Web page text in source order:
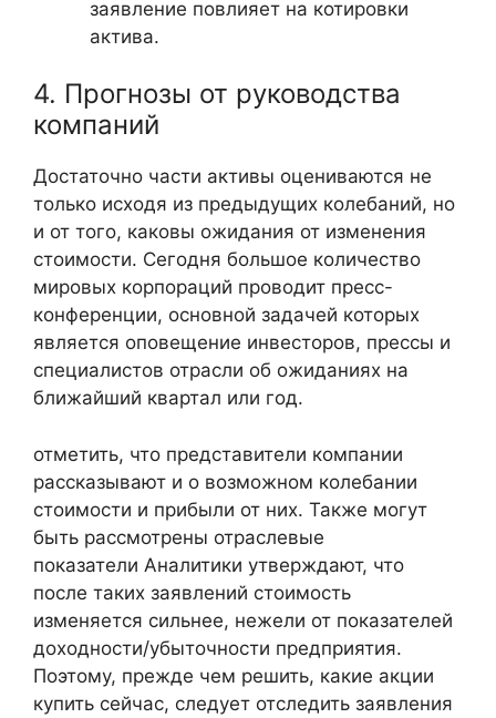
заявление повлияет на котировки
актива.
4. Прогнозы от руководства
компаний
Достаточно части активы оцениваются не
только исходя из предыдущих колебаний, но
и от того, каковы ожидания от изменения
стоимости. Сегодня большое количество
мировых корпораций проводит пресс-
конференции, основной задачей которых
является оповещение инвесторов, прессы и
специалистов отрасли об ожиданиях на
ближайший квартал или год.
отметить, что представители компании
рассказывают и о возможном колебании
стоимости и прибыли от них. Также могут
быть рассмотрены отраслевые
показатели Аналитики утверждают, что
после таких заявлений стоимость
изменяется сильнее, нежели от показателей
доходности/убыточности предприятия.
Поэтому, прежде чем решить, какие акции
купить сейчас, следует отследить заявления